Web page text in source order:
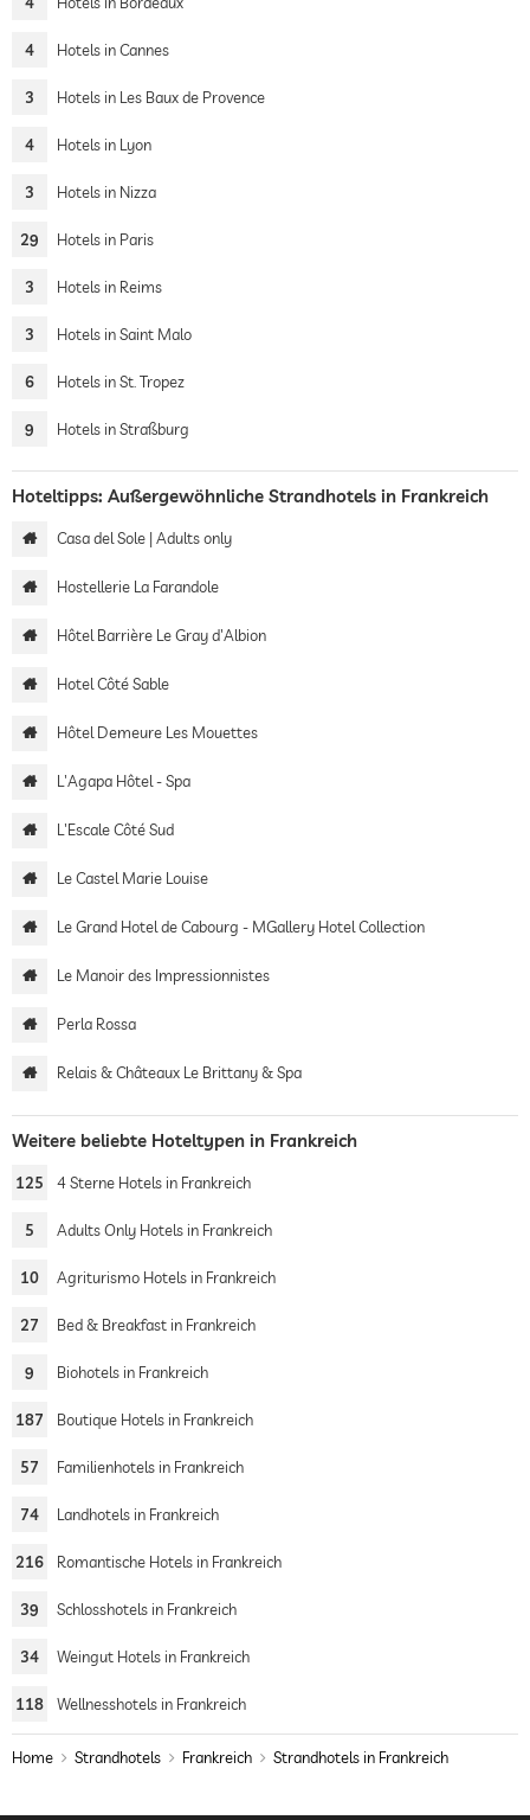
4 Hotels in Cannes
3 Hotels in Les Baux de Provence
4 Hotels in Lyon
3 Hotels in Nizza
29 Hotels in Paris
3 Hotels in Reims
3 Hotels in Saint Malo
6 Hotels in St. Tropez
9 Hotels in Straßburg
Hoteltipps: Außergewöhnliche Strandhotels in Frankreich
Casa del Sole | Adults only
Hostellerie La Farandole
Hôtel Barrière Le Gray d'Albion
Hotel Côté Sable
Hôtel Demeure Les Mouettes
L'Agapa Hôtel - Spa
L'Escale Côté Sud
Le Castel Marie Louise
Le Grand Hotel de Cabourg - MGallery Hotel Collection
Le Manoir des Impressionnistes
Perla Rossa
Relais & Châteaux Le Brittany & Spa
Weitere beliebte Hoteltypen in Frankreich
125 4 Sterne Hotels in Frankreich
5 Adults Only Hotels in Frankreich
10 Agriturismo Hotels in Frankreich
27 Bed & Breakfast in Frankreich
9 Biohotels in Frankreich
187 Boutique Hotels in Frankreich
57 Familienhotels in Frankreich
74 Landhotels in Frankreich
216 Romantische Hotels in Frankreich
39 Schlosshotels in Frankreich
34 Weingut Hotels in Frankreich
118 Wellnesshotels in Frankreich
Home Strandhotels Frankreich Strandhotels in Frankreich